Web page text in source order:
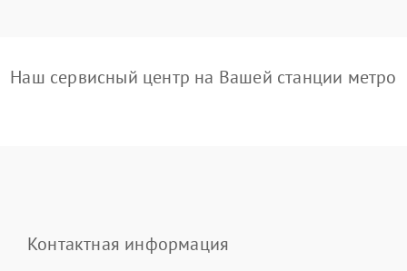
Наш сервисный центр на Вашей станции метро
Контактная информация